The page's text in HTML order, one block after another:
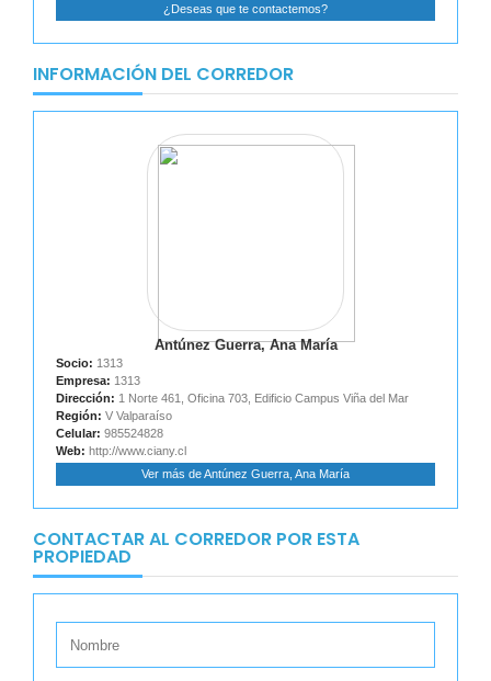
¿Deseas que te contactemos?
INFORMACIÓN DEL CORREDOR
Antúnez Guerra, Ana María
Socio: 1313
Empresa: 1313
Dirección: 1 Norte 461, Oficina 703, Edificio Campus Viña del Mar
Región: V Valparaíso
Celular: 985524828
Web: http://www.ciany.cl
Ver más de Antúnez Guerra, Ana María
CONTACTAR AL CORREDOR POR ESTA
PROPIEDAD